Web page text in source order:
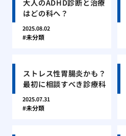
はどの科へ？
2025.08.02
未分類
ストレス性胃腸炎かも？
最初に相談すべき診療科
2025.07.31
未分類